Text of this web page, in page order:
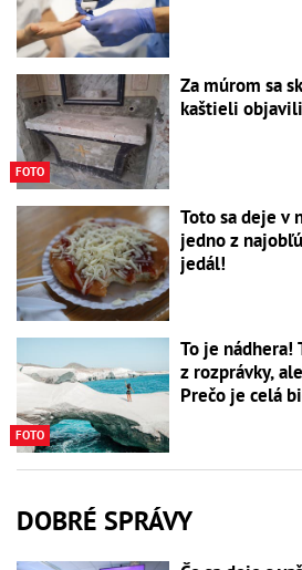
FOTO
Za múrom sa
kaštieli
Toto sa deje v
jedno z
jedál!
FOTO
To je nádhera!
z rozprávky,
Prečo je celá
DOBRÉ SPRÁVY